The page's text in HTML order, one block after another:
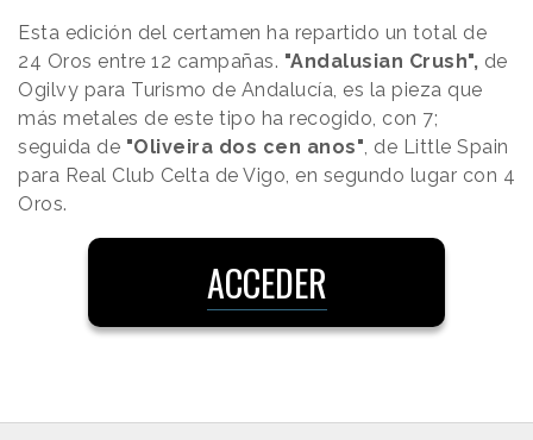
Esta edición del certamen ha repartido un total de
24 Oros entre 12 campañas. "Andalusian Crush", de
Ogilvy para Turismo de Andalucía, es la pieza que
más metales de este tipo ha recogido, con 7;
seguida de "Oliveira dos cen anos", de Little Spain
para Real Club Celta de Vigo, en segundo lugar con 4
Oros.
ACCEDER